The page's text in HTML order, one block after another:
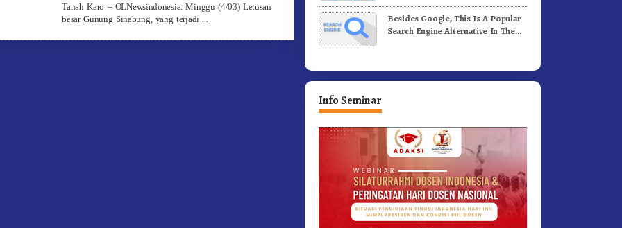
Tanah Karo – OLNewsindonesia. Minggu (4/03) Letusan
besar Gunung Sinabung, yang terjadi
Vaccines
Besides Google, This Is A Popular
Search Engine Alternative In The
Info Seminar